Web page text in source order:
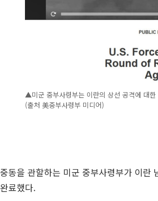
▲미군 중부사령부는 이란의 상선 공격에 대
(출처 美중부사령부 미디어)
중동을 관할하는 미군 중부사령부가 이란
완료했다.